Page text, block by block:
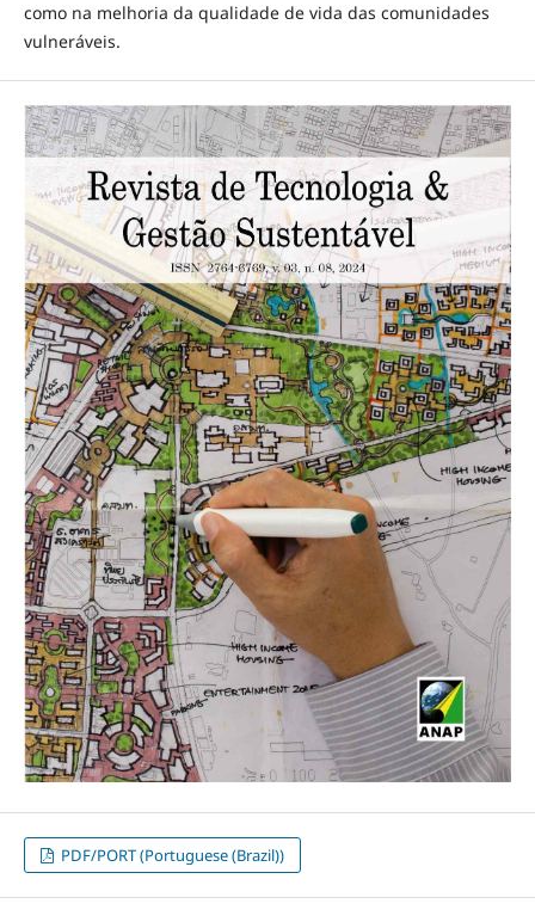
como na melhoria da qualidade de vida das comunidades
vulneráveis.
PDF/PORT (Portuguese (Brazil))